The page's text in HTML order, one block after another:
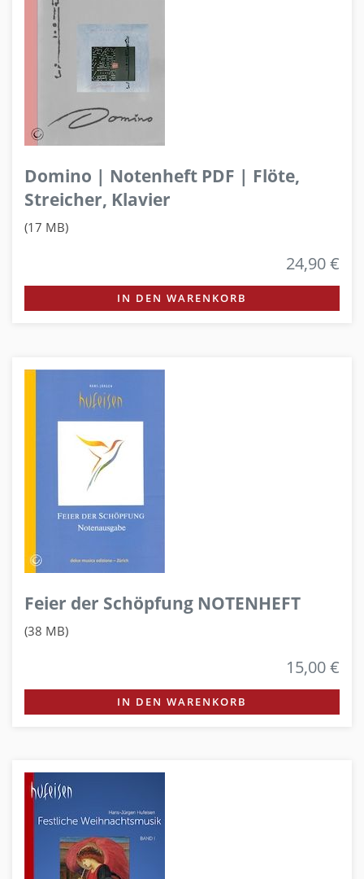
Domino | Notenheft PDF | Flöte,
Streicher, Klavier
(17 MB)
24,90 €
IN DEN WARENKORB
Feier der Schöpfung NOTENHEFT
(38 MB)
15,00 €
IN DEN WARENKORB